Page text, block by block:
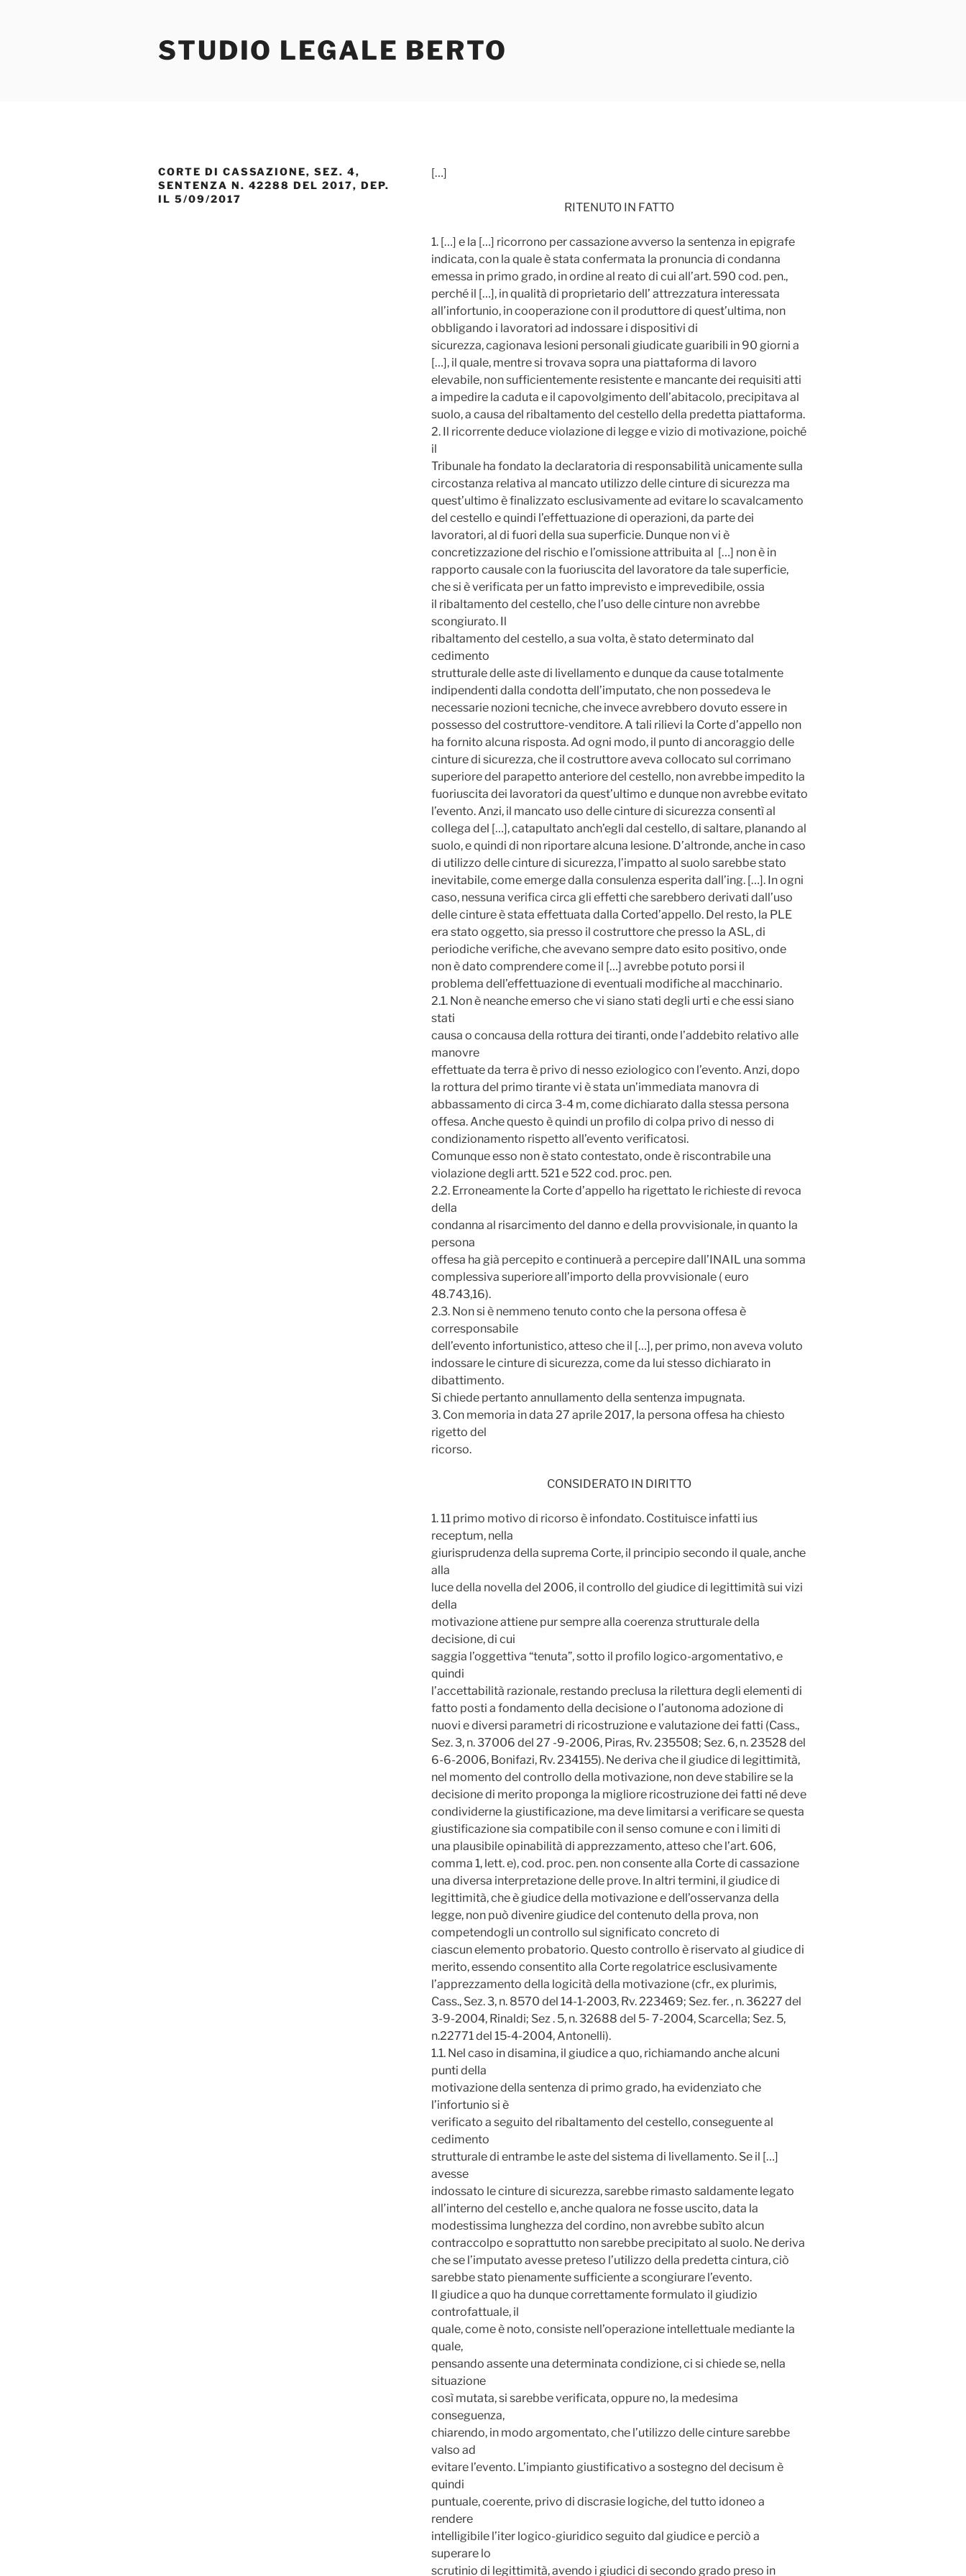
STUDIO LEGALE BERTO
CORTE DI CASSAZIONE, SEZ. 4,
SENTENZA N. 42288 DEL 2017, DEP.
IL 5/09/2017
[…]
RITENUTO IN FATTO
1. […] e la […] ricorrono per cassazione avverso la sentenza in epigrafe
indicata, con la quale è stata confermata la pronuncia di condanna
emessa in primo grado, in ordine al reato di cui all’art. 590 cod. pen.,
perché il […], in qualità di proprietario dell’ attrezzatura interessata
all’infortunio, in cooperazione con il produttore di quest’ultima, non
obbligando i lavoratori ad indossare i dispositivi di
sicurezza, cagionava lesioni personali giudicate guaribili in 90 giorni a
[…], il quale, mentre si trovava sopra una piattaforma di lavoro
elevabile, non sufficientemente resistente e mancante dei requisiti atti
a impedire la caduta e il capovolgimento dell’abitacolo, precipitava al
suolo, a causa del ribaltamento del cestello della predetta piattaforma.
2. Il ricorrente deduce violazione di legge e vizio di motivazione, poiché
il
Tribunale ha fondato la declaratoria di responsabilità unicamente sulla
circostanza relativa al mancato utilizzo delle cinture di sicurezza ma
quest’ultimo è finalizzato esclusivamente ad evitare lo scavalcamento
del cestello e quindi l’effettuazione di operazioni, da parte dei
lavoratori, al di fuori della sua superficie. Dunque non vi è
concretizzazione del rischio e l’omissione attribuita al […] non è in
rapporto causale con la fuoriuscita del lavoratore da tale superficie,
che si è verificata per un fatto imprevisto e imprevedibile, ossia
il ribaltamento del cestello, che l’uso delle cinture non avrebbe
scongiurato. Il
ribaltamento del cestello, a sua volta, è stato determinato dal
cedimento
strutturale delle aste di livellamento e dunque da cause totalmente
indipendenti dalla condotta dell’imputato, che non possedeva le
necessarie nozioni tecniche, che invece avrebbero dovuto essere in
possesso del costruttore-venditore. A tali rilievi la Corte d’appello non
ha fornito alcuna risposta. Ad ogni modo, il punto di ancoraggio delle
cinture di sicurezza, che il costruttore aveva collocato sul corrimano
superiore del parapetto anteriore del cestello, non avrebbe impedito la
fuoriuscita dei lavoratori da quest’ultimo e dunque non avrebbe evitato
l’evento. Anzi, il mancato uso delle cinture di sicurezza consentì al
collega del […], catapultato anch’egli dal cestello, di saltare, planando al
suolo, e quindi di non riportare alcuna lesione. D’altronde, anche in caso
di utilizzo delle cinture di sicurezza, l’impatto al suolo sarebbe stato
inevitabile, come emerge dalla consulenza esperita dall’ing. […]. In ogni
caso, nessuna verifica circa gli effetti che sarebbero derivati dall’uso
delle cinture è stata effettuata dalla Corted’appello. Del resto, la PLE
era stato oggetto, sia presso il costruttore che presso la ASL, di
periodiche verifiche, che avevano sempre dato esito positivo, onde
non è dato comprendere come il […] avrebbe potuto porsi il
problema dell’effettuazione di eventuali modifiche al macchinario.
2.1. Non è neanche emerso che vi siano stati degli urti e che essi siano
stati
causa o concausa della rottura dei tiranti, onde l’addebito relativo alle
manovre
effettuate da terra è privo di nesso eziologico con l’evento. Anzi, dopo
la rottura del primo tirante vi è stata un’immediata manovra di
abbassamento di circa 3-4 m, come dichiarato dalla stessa persona
offesa. Anche questo è quindi un profilo di colpa privo di nesso di
condizionamento rispetto all’evento verificatosi.
Comunque esso non è stato contestato, onde è riscontrabile una
violazione degli artt. 521 e 522 cod. proc. pen.
2.2. Erroneamente la Corte d’appello ha rigettato le richieste di revoca
della
condanna al risarcimento del danno e della provvisionale, in quanto la
persona
offesa ha già percepito e continuerà a percepire dall’INAIL una somma
complessiva superiore all’importo della provvisionale ( euro
48.743,16).
2.3. Non si è nemmeno tenuto conto che la persona offesa è
corresponsabile
dell’evento infortunistico, atteso che il […], per primo, non aveva voluto
indossare le cinture di sicurezza, come da lui stesso dichiarato in
dibattimento.
Si chiede pertanto annullamento della sentenza impugnata.
3. Con memoria in data 27 aprile 2017, la persona offesa ha chiesto
rigetto del
ricorso.
CONSIDERATO IN DIRITTO
1. 11 primo motivo di ricorso è infondato. Costituisce infatti ius
receptum, nella
giurisprudenza della suprema Corte, il principio secondo il quale, anche
alla
luce della novella del 2006, il controllo del giudice di legittimità sui vizi
della
motivazione attiene pur sempre alla coerenza strutturale della
decisione, di cui
saggia l’oggettiva “tenuta”, sotto il profilo logico-argomentativo, e
quindi
l’accettabilità razionale, restando preclusa la rilettura degli elementi di
fatto posti a fondamento della decisione o l’autonoma adozione di
nuovi e diversi parametri di ricostruzione e valutazione dei fatti (Cass.,
Sez. 3, n. 37006 del 27 -9-2006, Piras, Rv. 235508; Sez. 6, n. 23528 del
6-6-2006, Bonifazi, Rv. 234155). Ne deriva che il giudice di legittimità,
nel momento del controllo della motivazione, non deve stabilire se la
decisione di merito proponga la migliore ricostruzione dei fatti né deve
condividerne la giustificazione, ma deve limitarsi a verificare se questa
giustificazione sia compatibile con il senso comune e con i limiti di
una plausibile opinabilità di apprezzamento, atteso che l’art. 606,
comma 1, lett. e), cod. proc. pen. non consente alla Corte di cassazione
una diversa interpretazione delle prove. In altri termini, il giudice di
legittimità, che è giudice della motivazione e dell’osservanza della
legge, non può divenire giudice del contenuto della prova, non
competendogli un controllo sul significato concreto di
ciascun elemento probatorio. Questo controllo è riservato al giudice di
merito, essendo consentito alla Corte regolatrice esclusivamente
l’apprezzamento della logicità della motivazione (cfr., ex plurimis,
Cass., Sez. 3, n. 8570 del 14-1-2003, Rv. 223469; Sez. fer. , n. 36227 del
3-9-2004, Rinaldi; Sez . 5, n. 32688 del 5- 7-2004, Scarcella; Sez. 5,
n.22771 del 15-4-2004, Antonelli).
1.1. Nel caso in disamina, il giudice a quo, richiamando anche alcuni
punti della
motivazione della sentenza di primo grado, ha evidenziato che
l’infortunio si è
verificato a seguito del ribaltamento del cestello, conseguente al
cedimento
strutturale di entrambe le aste del sistema di livellamento. Se il […]
avesse
indossato le cinture di sicurezza, sarebbe rimasto saldamente legato
all’interno del cestello e, anche qualora ne fosse uscito, data la
modestissima lunghezza del cordino, non avrebbe subìto alcun
contraccolpo e soprattutto non sarebbe precipitato al suolo. Ne deriva
che se l’imputato avesse preteso l’utilizzo della predetta cintura, ciò
sarebbe stato pienamente sufficiente a scongiurare l’evento.
Il giudice a quo ha dunque correttamente formulato il giudizio
controfattuale, il
quale, come è noto, consiste nell’operazione intellettuale mediante la
quale,
pensando assente una determinata condizione, ci si chiede se, nella
situazione
così mutata, si sarebbe verificata, oppure no, la medesima
conseguenza,
chiarendo, in modo argomentato, che l’utilizzo delle cinture sarebbe
valso ad
evitare l’evento. L’impianto giustificativo a sostegno del decisum è
quindi
puntuale, coerente, privo di discrasie logiche, del tutto idoneo a
rendere
intelligibile l’iter logico-giuridico seguito dal giudice e perciò a
superare lo
scrutinio di legittimità, avendo i giudici di secondo grado preso in